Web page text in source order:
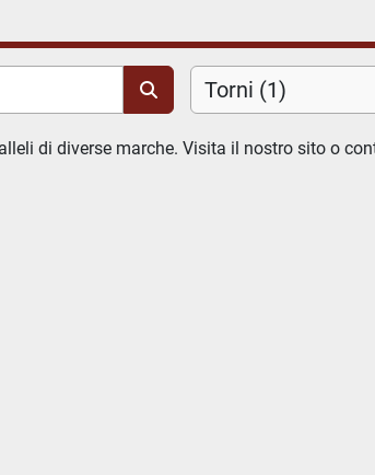
Torni (1)
di diverse marche. Visita il nostro sito o